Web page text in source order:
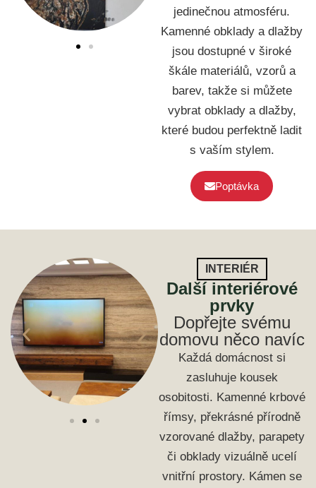
jedinečnou atmosféru.
Kamenné obklady a dlažby
jsou dostupné v široké
škále materiálů, vzorů a
barev, takže si můžete
vybrat obklady a dlažby,
které budou perfektně ladit
s vaším stylem.
Poptávka
INTERIÉR
Další interiérové
prvky
Dopřejte svému
domovu něco navíc
Každá domácnost si
zasluhuje kousek
osobitosti. Kamenné krbové
římsy, překrásné přírodně
vzorované dlažby, parapety
či obklady vizuálně ucelí
vnitřní prostory. Kámen se